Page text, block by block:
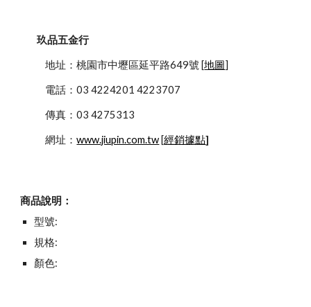
玖品五金行
            地址：桃園市中壢區延平路649號 [
地圖
            電話：03 4224201 4223707
            傳真：03 4275313
            網址：
www.jiupin.com.tw [經銷據點]
商品說明：
型號:
規格:
顏色: